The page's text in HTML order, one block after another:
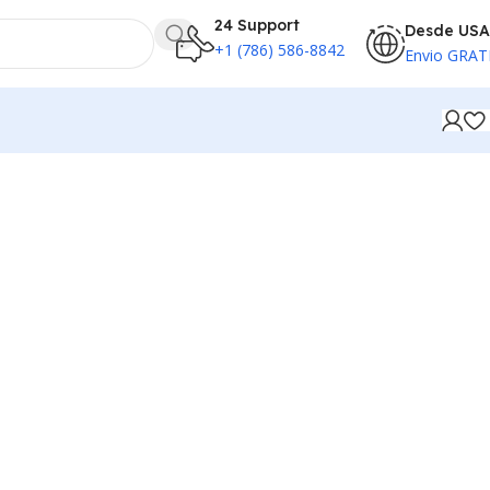
24 Support
+1 (786) 586-8842
Desde USA
Envio